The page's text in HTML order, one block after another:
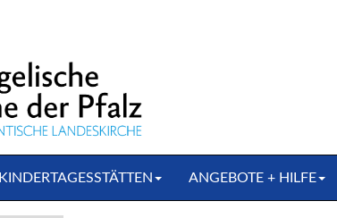
KINDERTAGESSTÄTTEN ANGEBOTE + HILFE